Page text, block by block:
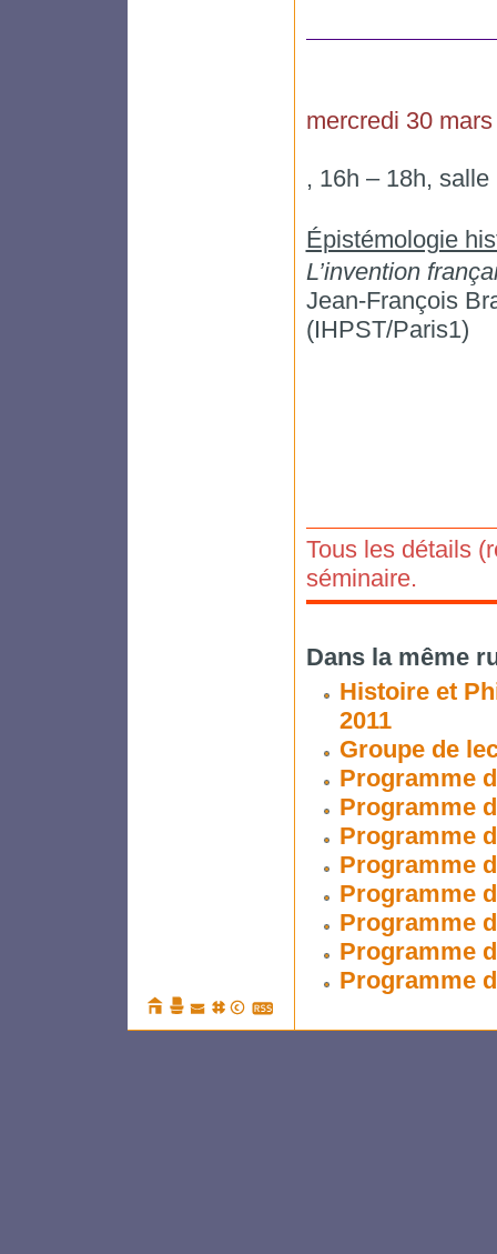
mercredi 30 mars
, 16h – 18h,
Épistémologie
L’invention
Jean-François
(IHPST/Paris1)
Tous les détails
séminaire.
Dans la même
Histoire et
2011
Groupe de
Programme
Programme
Programme
Programme
Programme
Programme
Programme
Programme